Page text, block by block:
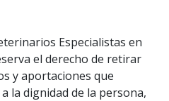
Especialistas en
el derecho de retirar
y aportaciones que
la dignidad de la persona,